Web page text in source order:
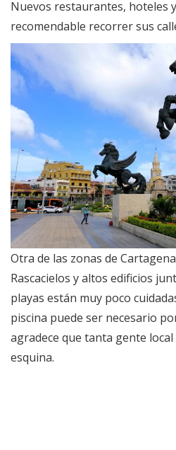
Nuevos restaurantes, hoteles
recomendable recorrer sus
Otra de las zonas de
Rascacielos y altos edificios
playas están muy poco
piscina puede ser necesario
agradece que tanta gente local
esquina.